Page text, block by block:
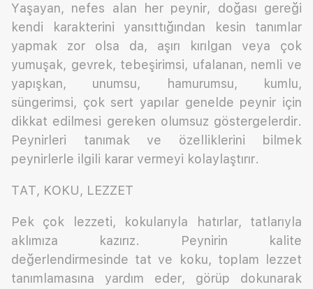
Yaşayan, nefes alan her peynir, doğası gereği
kendi karakterini yansıttığından kesin tanımlar
yapmak zor olsa da, aşırı kırılgan veya çok
yumuşak, gevrek, tebeşirimsi, ufalanan, nemli ve
yapışkan, unumsu, hamurumsu, kumlu,
süngerimsi, çok sert yapılar genelde peynir için
dikkat edilmesi gereken olumsuz göstergelerdir.
Peynirleri tanımak ve özelliklerini bilmek
peynirlerle ilgili karar vermeyi kolaylaştırır.
TAT, KOKU, LEZZET
Pek çok lezzeti, kokularıyla hatırlar, tatlarıyla
aklımıza kazırız. Peynirin kalite
değerlendirmesinde tat ve koku, toplam lezzet
tanımlamasına yardım eder, görüp dokunarak